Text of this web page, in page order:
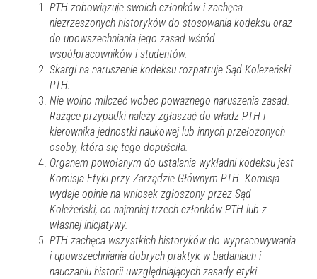
PTH zobowiązuje swoich członków i zachęca
niezrzeszonych historyków do stosowania kodeksu oraz
do upowszechniania jego zasad wśród
współpracowników i studentów.
Skargi na naruszenie kodeksu rozpatruje Sąd Koleżeński
PTH.
Nie wolno milczeć wobec poważnego naruszenia zasad.
Rażące przypadki należy zgłaszać do władz PTH i
kierownika jednostki naukowej lub innych przełożonych
osoby, która się tego dopuściła.
Organem powołanym do ustalania wykładni kodeksu jest
Komisja Etyki przy Zarządzie Głównym PTH. Komisja
wydaje opinie na wniosek zgłoszony przez Sąd
Koleżeński, co najmniej trzech członków PTH lub z
własnej inicjatywy.
PTH zachęca wszystkich historyków do wypracowywania
i upowszechniania dobrych praktyk w badaniach i
nauczaniu historii uwzględniających zasady etyki.